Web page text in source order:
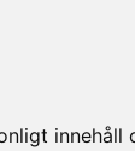
innehåll